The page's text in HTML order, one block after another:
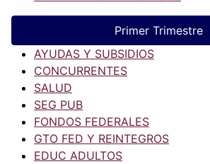
Primer Trimestre
AYUDAS Y SUBSIDIOS
CONCURRENTES
SALUD
SEG PUB
FONDOS FEDERALES
GTO FED Y REINTEGROS
EDUC ADULTOS